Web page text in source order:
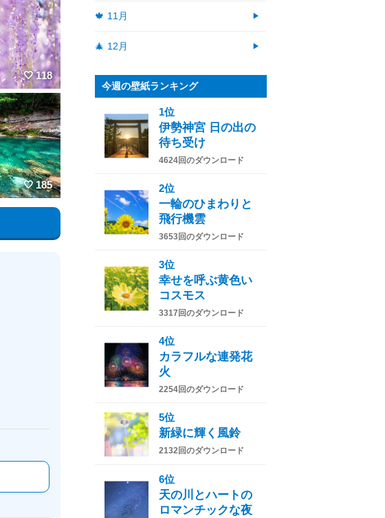
118
185
🍁 11月
🎄 12月
今週の壁紙ランキング
1位
伊勢神宮 日の出の
待ち受け
4624回のダウンロード
2位
一輪のひまわりと
飛行機雲
3653回のダウンロード
3位
幸せを呼ぶ黄色い
コスモス
3317回のダウンロード
4位
カラフルな連発花
火
2254回のダウンロード
5位
新緑に輝く風鈴
2132回のダウンロード
6位
天の川とハートの
ロマンチックな夜